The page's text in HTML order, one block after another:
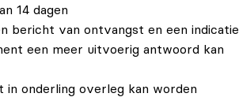
14 dagen
bericht van ontvangst en een indicatie
een meer uitvoerig antwoord kan
in onderling overleg kan worden